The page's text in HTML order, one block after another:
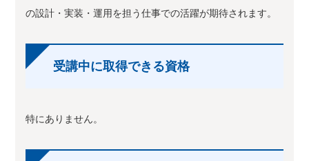
の設計・実装・運用を担う仕事での活躍が期待されます。
受講中に取得できる資格
特にありません。